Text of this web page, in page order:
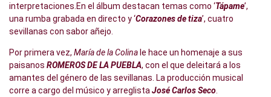
interpretaciones.En el álbum destacan temas como ‘Tápame’,
una rumba grabada en directo y ‘Corazones de tiza’, cuatro
sevillanas con sabor añejo.
Por primera vez, María de la Colinale hace un homenaje a sus
paisanos ROMEROS DE LA PUEBLA, con el que deleitará a los
amantes del género de las sevillanas. La producción musical
corre a cargo del músico y arreglista José Carlos Seco